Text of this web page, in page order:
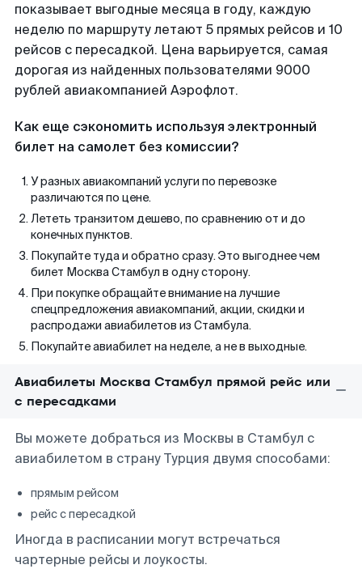
показывает выгодные месяца в году, каждую
неделю по маршруту летают 5 прямых рейсов и 10
рейсов с пересадкой. Цена варьируется, самая
дорогая из найденных пользователями 9000
рублей авиакомпанией Аэрофлот.
Как еще сэкономить используя электронный
билет на самолет без комиссии?
У разных авиакомпаний услуги по перевозке
различаются по цене.
Лететь транзитом дешево, по сравнению от и до
конечных пунктов.
Покупайте туда и обратно сразу. Это выгоднее чем
билет Москва Стамбул в одну сторону.
При покупке обращайте внимание на лучшие
спецпредложения авиакомпаний, акции, скидки и
распродажи авиабилетов из Стамбула.
Покупайте авиабилет на неделе, а не в выходные.
Авиабилеты Москва Стамбул прямой рейс или
с пересадками
Вы можете добраться из Москвы в Стамбул с
авиабилетом в страну Турция двумя способами:
прямым рейсом
рейс с пересадкой
Иногда в расписании могут встречаться
чартерные рейсы и лоукосты.